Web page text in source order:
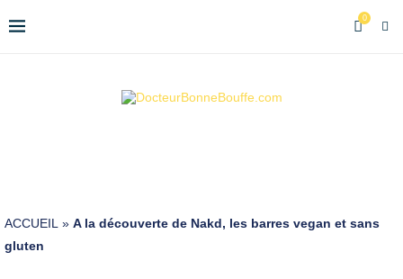
0
ACCUEIL » A la découverte de Nakd, les barres vegan et sans
gluten